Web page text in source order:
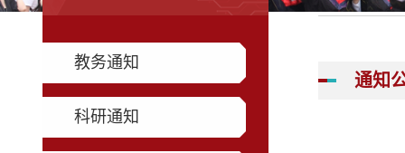
教务通知
科研通知
通知